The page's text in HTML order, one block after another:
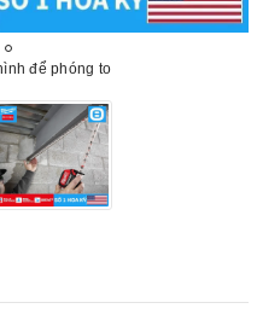
để phóng to